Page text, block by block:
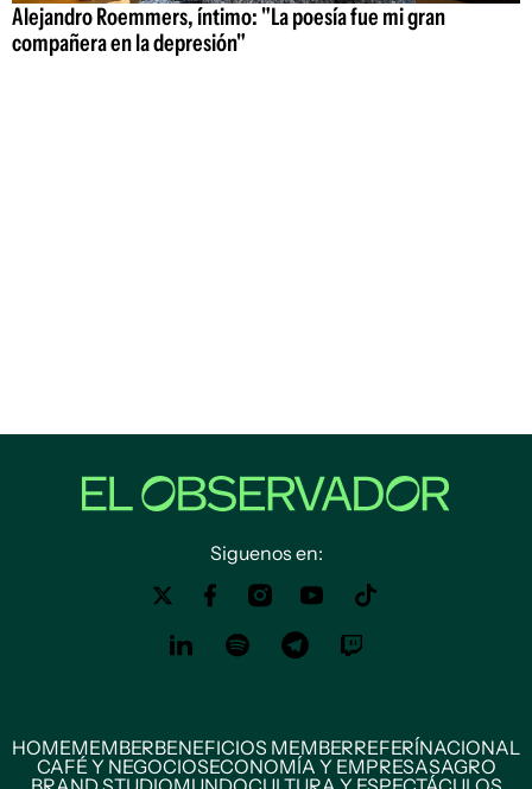
Alejandro Roemmers, íntimo: "La poesía fue mi gran
compañera en la depresión"
Siguenos en:
HOMEMEMBERBENEFICIOS MEMBERREFERÍNACIONAL
CAFÉ Y NEGOCIOSECONOMÍA Y EMPRESASAGRO